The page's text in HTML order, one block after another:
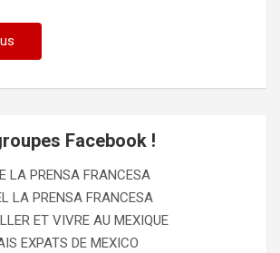
Facebook !
LA PRENSA FRANCESA
LA PRENSA FRANCESA
ET VIVRE AU MEXIQUE
EXPATS DE MEXICO